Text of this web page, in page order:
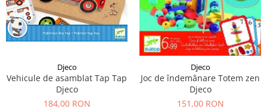
Djeco
Vehicule de asamblat Tap Tap
Djeco
184,00 RON
Djeco
Joc de îndemânare Totem zen
Djeco
151,00 RON